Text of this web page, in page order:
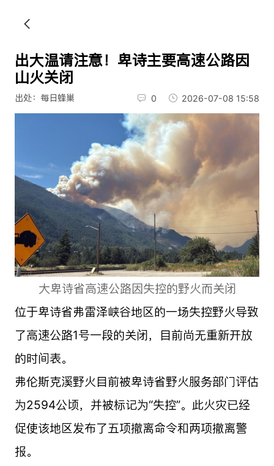
出大温请注意！卑诗主要高速公路因
山火关闭
出处：每日蜂巢 0 2026-07-08 15:58
大卑诗省高速公路因失控的野火而关闭
位于卑诗省弗雷泽峡谷地区的一场失控野火导致
了高速公路1号一段的关闭，目前尚无重新开放
的时间表。
弗伦斯克溪野火目前被卑诗省野火服务部门评估
为2594公顷，并被标记为“失控”。此火灾已经
促使该地区发布了五项撤离命令和两项撤离警
报。